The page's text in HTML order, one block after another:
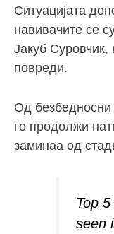
Ситуацијата
навивачите се
Јакуб Суровчик,
повреди.
Од
го продолжи
заминаа од
Top
seen